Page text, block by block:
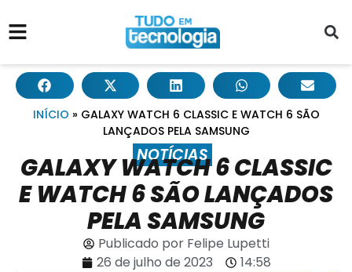
INÍCIO » GALAXY WATCH 6 CLASSIC E WATCH 6 SÃO
LANÇADOS PELA SAMSUNG
NOTÍCIAS
GALAXY WATCH 6 CLASSIC
E WATCH 6 SÃO LANÇADOS
PELA SAMSUNG
Publicado porFelipe Lupetti
26 de julho de 2023
14:58